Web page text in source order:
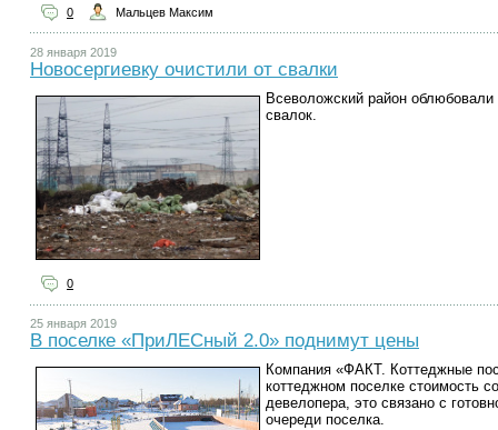
0 Мальцев Максим
28 января 2019
Новосергиевку очистили от свалки
Всеволожский район облюбовали
свалок.
0
25 января 2019
В поселке «ПриЛЕСный 2.0» поднимут цены
Компания «ФАКТ. Коттеджные
коттеджном поселке стоимость
девелопера, это связано с
очереди поселка.